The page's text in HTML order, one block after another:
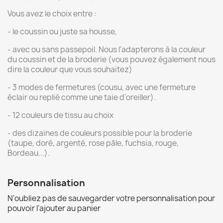
Vous avez le choix entre :
- le coussin ou juste sa housse,
- avec ou sans passepoil. Nous l'adapterons à la couleur
du coussin et de la broderie (vous pouvez également nous
dire la couleur que vous souhaitez)
- 3 modes de fermetures (cousu, avec une fermeture
éclair ou replié comme une taie d'oreiller).
- 12 couleurs de tissu au choix
- des dizaines de couleurs possible pour la broderie
(taupe, doré, argenté, rose pâle, fuchsia, rouge,
Bordeau...).
Personnalisation
N'oubliez pas de sauvegarder votre personnalisation pour
pouvoir l'ajouter au panier